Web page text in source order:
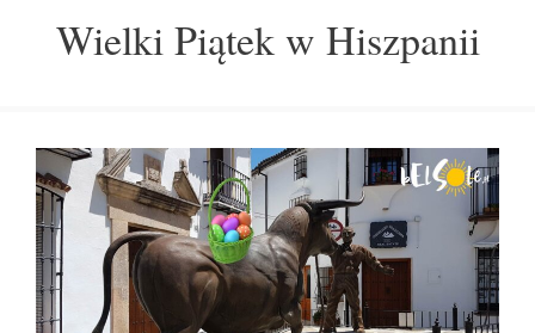
Wielki Piątek w Hiszpanii